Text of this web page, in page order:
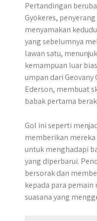
Pertandingan
Gyökeres,
menyamakan
yang sebelumnya
lawan satu,
kemampuan luar
umpan dari Geovany
Ederson, membuat
babak pertama
Gol ini seperti
memberikan
untuk menghadapi
yang diperbarui.
bersorak dan
kepada para
suasana yang